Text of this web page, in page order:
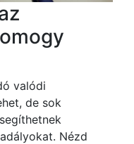
valódi
de sok
Nézd